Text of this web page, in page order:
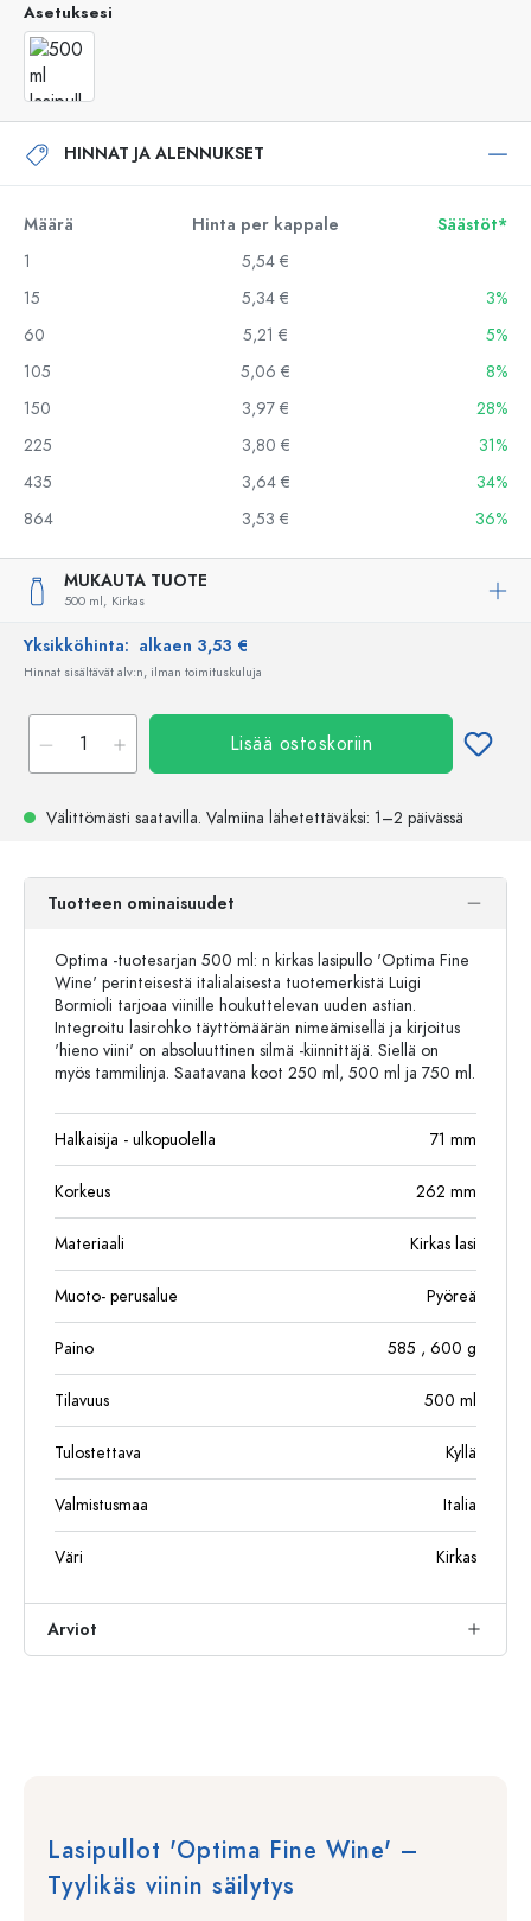
Asetuksesi
HINNAT JA ALENNUKSET
Määrä Hinta per kappale
Säästöt*
1
5,54 €
15
5,34 €
3%
60
5,21 €
5%
105
5,06 €
8%
150
3,97 €
28%
225
3,80 €
31%
435
3,64 €
34%
864
3,53 € 36%
MUKAUTA TUOTE
500 ml, Kirkas
Yksikköhinta: alkaen 3,53 €
Hinnat sisältävät alv:n, ilman toimituskuluja
Lisää ostoskoriin
Välittömästi saatavilla. Valmiina lähetettäväksi: 1–2 päivässä
Tuotteen ominaisuudet
Optima -tuotesarjan 500 ml: n kirkas lasipullo 'Optima Fine
Wine' perinteisestä italialaisesta tuotemerkistä Luigi
Bormioli tarjoaa viinille houkuttelevan uuden astian.
Integroitu lasirohko täyttömäärän nimeämisellä ja kirjoitus
'hieno viini' on absoluuttinen silmä -kiinnittäjä. Siellä on
myös tammilinja. Saatavana koot 250 ml, 500 ml ja 750 ml.
Halkaisija - ulkopuolella 71 mm
Korkeus 262 mm
Materiaali Kirkas lasi
Muoto- perusalue Pyöreä
Paino 585 , 600 g
Tilavuus 500 ml
Tulostettava Kyllä
Valmistusmaa Italia
Väri Kirkas
Arviot
Lasipullot 'Optima Fine Wine' –
Tyylikäs viinin säilytys